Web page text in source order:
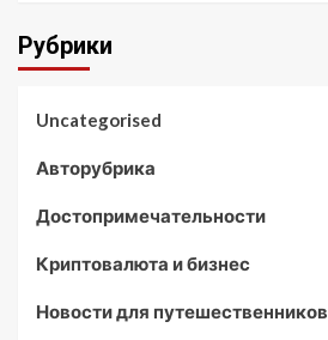
Рубрики
Uncategorised
Авторубрика
Достопримечательности
Криптовалюта и бизнес
Новости для путешественников